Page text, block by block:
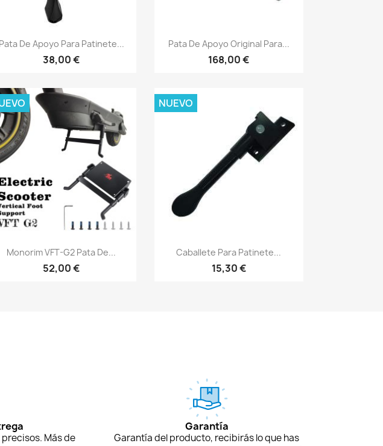
Vista rápida
Pata De Apoyo Para Patinete...
38,00 €
Vista rápida
Pata De Apoyo Original Para...
168,00 €
Vista rápida
Monorim VFT-G2 Pata De...
52,00 €
Vista rápida
Caballete Para Patinete...
15,30 €
NUEVO
Más de
Garantía
Garantía del producto, recibirás lo que has